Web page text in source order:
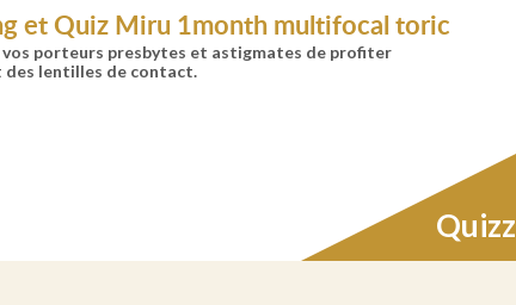
et Quiz Miru 1month multifocal toric
porteurs presbytes et astigmates de profiter
des lentilles de contact.
Quizz